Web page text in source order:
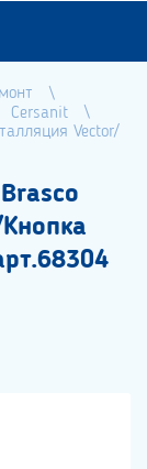
Cersanit
Vector/